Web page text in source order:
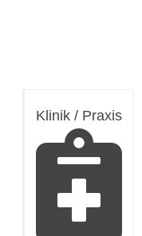
Klinik / Praxis